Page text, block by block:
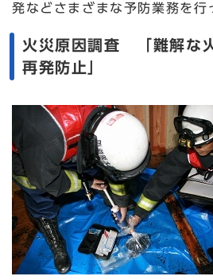
発などさまざまな予防業務を行
火災原因調査 「難解な
再発防止」